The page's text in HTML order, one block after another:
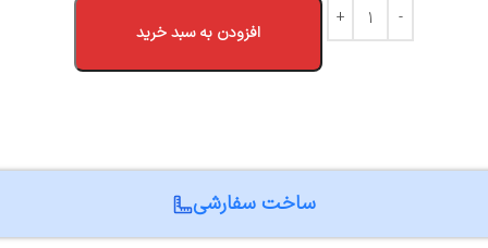
افزودن به سبد خرید
ساخت سفارشی